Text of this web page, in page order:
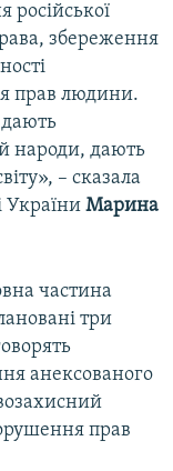
російської
збереження
прав людини.
дають
народи, дають
– сказала
України Марина
частина
три
анексованого
прав